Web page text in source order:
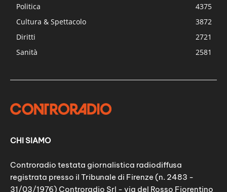
Politica
4375
Cultura & Spettacolo
3872
Diritti
2721
Sanità
2581
CHI SIAMO
Controradio testata giornalistica radiodiffusa
registrata presso il Tribunale di Firenze (n. 2483 -
31/03/1976) Controradio Srl - via del Rosso Fiorentino